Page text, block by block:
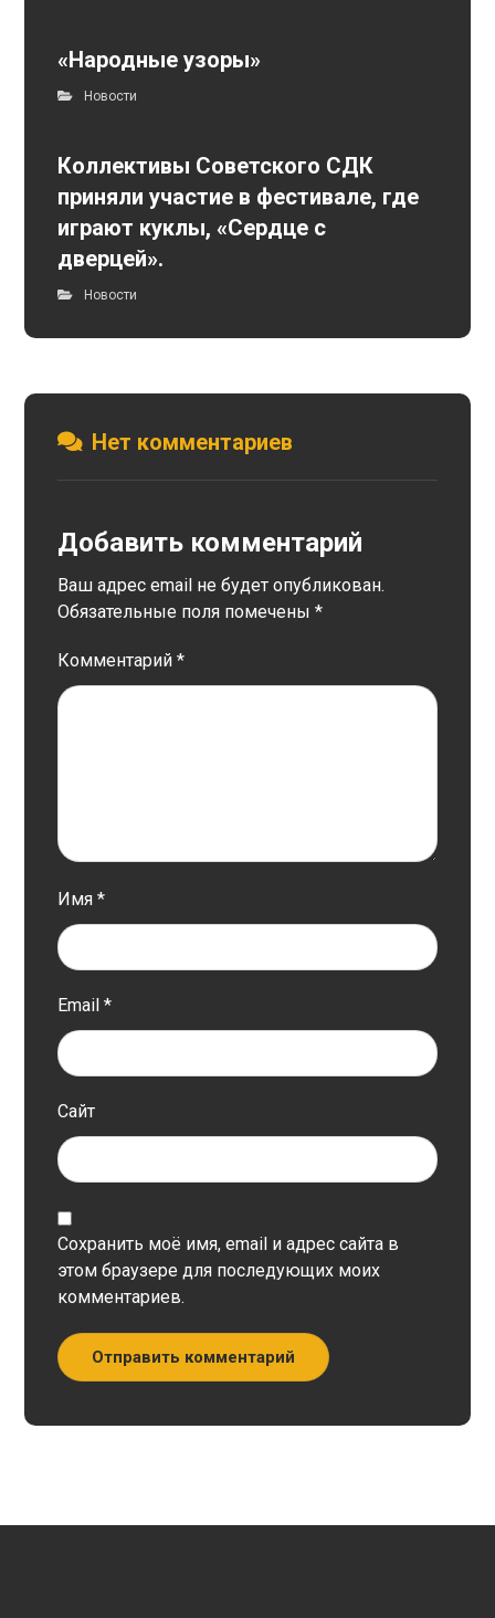
«Народные узоры»
Новости
Коллективы Советского СДК
приняли участие в фестивале, где
играют куклы, «Сердце с
дверцей».
Новости
Нет комментариев
Добавить комментарий
Ваш адрес email не будет опубликован.
Обязательные поля помечены*
Комментарий*
Имя*
Email*
Сайт
Сохранить моё имя, email и адрес сайта в
этом браузере для последующих моих
комментариев.
Отправить комментарий